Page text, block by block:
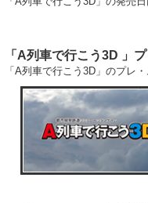
「A列車で行こう3D 」
「A列車で行こう3D」のプ